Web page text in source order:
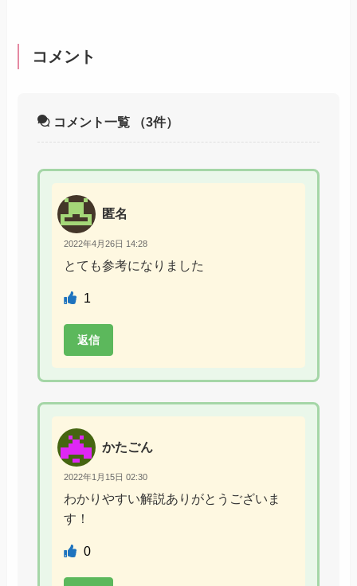
コメント
コメント一覧 （3件）
匿名
2022年4月26日 14:28
とても参考になりました
1
返信
かたごん
2022年1月15日 02:30
わかりやすい解説ありがとうございま
す！
0